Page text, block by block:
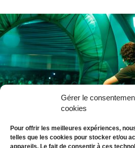
Gérer le
cookies
Pour offrir les meilleures expériences,
telles que les cookies pour stocker et/ou
appareils. Le fait de consentir à ces